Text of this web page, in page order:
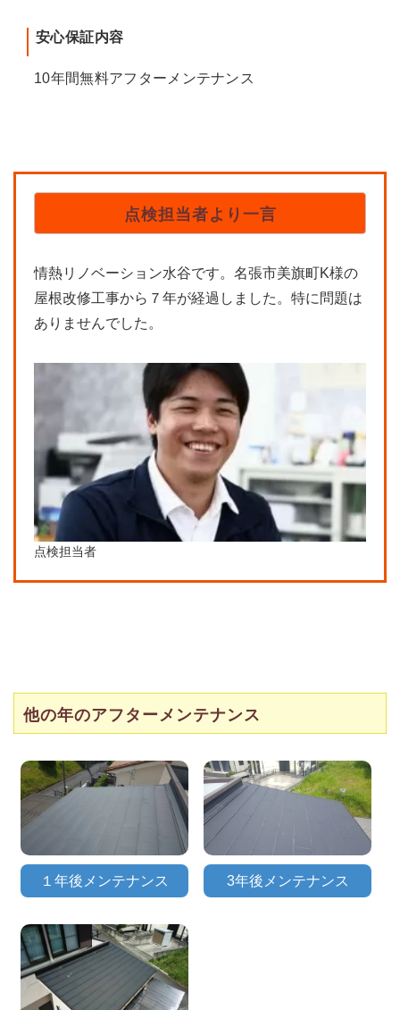
安心保証内容
10年間無料アフターメンテナンス
点検担当者より一言
情熱リノベーション水谷です。名張市美旗町K様の
屋根改修工事から７年が経過しました。特に問題は
ありませんでした。
点検担当者
他の年のアフターメンテナンス
１年後メンテナンス 3年後メンテナンス